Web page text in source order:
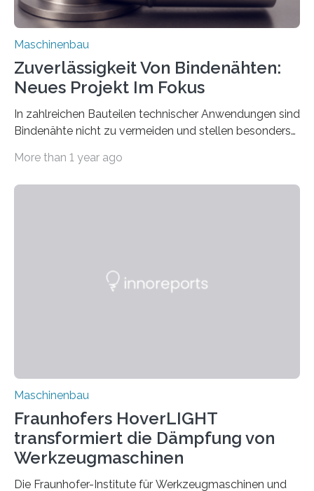
Maschinenbau
Zuverlässigkeit Von Bindenähten:
Neues Projekt Im Fokus
In zahlreichen Bauteilen technischer Anwendungen sind
Bindenähte nicht zu vermeiden und stellen besonders
Matrixmaterials eine große Herausforderung dar.
Durch den verstärkten Einsatz von Rezyklaten
More than 1 year ago
Maschinenbau
Fraunhofers HoverLIGHT
transformiert die Dämpfung von
Werkzeugmaschinen
Die Fraunhofer-Institute für Werkzeugmaschinen und